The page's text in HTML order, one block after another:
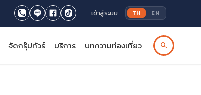
เข้าสู่ระบบ TH EN
จัดกรุ๊ปทัวร์ บริการ บทความท่องเที่ยว search